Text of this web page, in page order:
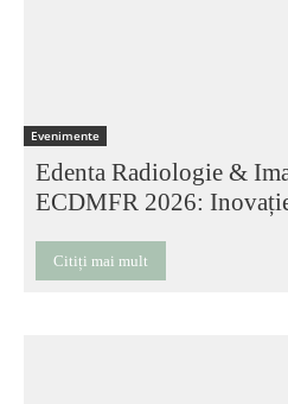
Evenimente
Edenta Radiologie &
ECDMFR 2026:
Citiți mai mult